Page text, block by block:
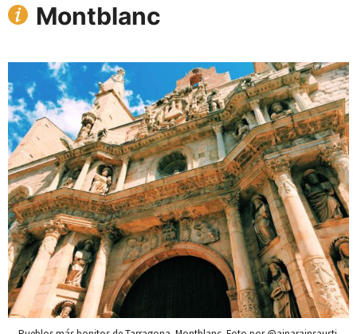
Montblanc